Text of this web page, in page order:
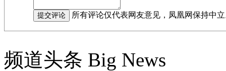
所有评论仅代表网友意见，凤凰网保持中
频道头条 Big News